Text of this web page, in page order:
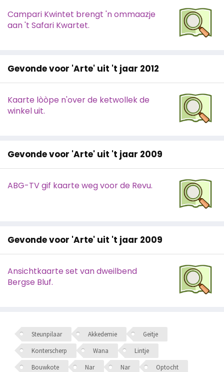
Campari Kwintet brengt 'n ommaazje
aan 't Safari Kwartet.
Gevonde voor 'Arte' uit 't jaar 2012
Kaarte lòòpe n'over de ketwollek de
winkel uit.
Gevonde voor 'Arte' uit 't jaar 2009
ABG-TV gif kaarte weg voor de Revu.
Gevonde voor 'Arte' uit 't jaar 2009
Ansichtkaarte set van dweilbend
Bergse Bluf.
Steunpilaar Akkedemie
Geitje
Konterscherp
Wana
Lintje
Bouwkote
Nar Nar
Optocht